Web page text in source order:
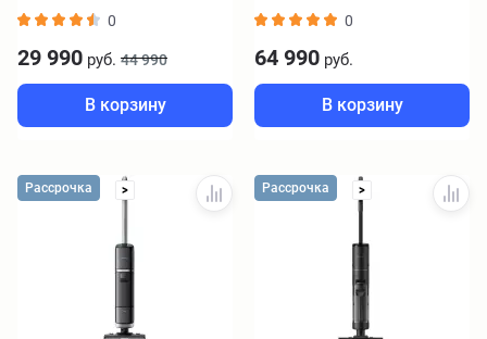
0
29 990 руб. 44 990
В корзину
0
64 990 руб.
В корзину
Рассрочка > Рассрочка >